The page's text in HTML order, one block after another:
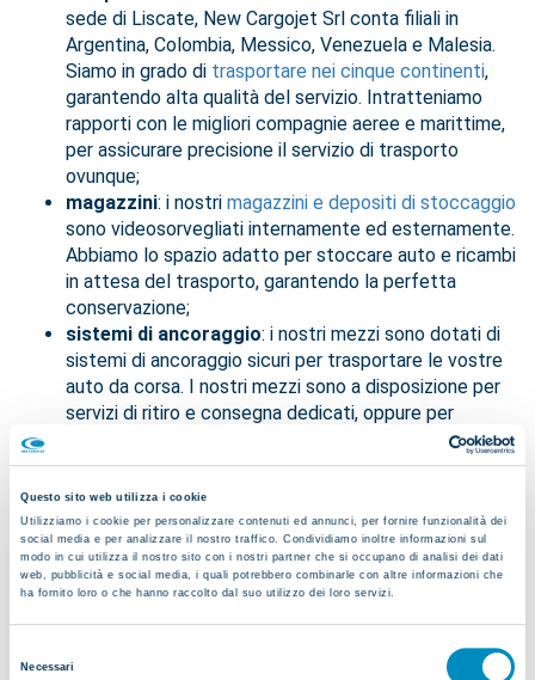
Questo sito web utilizza i cookie
Utilizziamo i cookie per personalizzare contenuti ed annunci, per fornire funzionalità dei
social media e per analizzare il nostro traffico. Condividiamo inoltre informazioni sul
modo in cui utilizza il nostro sito con i nostri partner che si occupano di analisi dei dati
web, pubblicità e social media, i quali potrebbero combinarle con altre informazioni che
ha fornito loro o che hanno raccolto dal suo utilizzo dei loro servizi.
Necessari
sede di Liscate, New Cargojet Srl conta filiali in
Argentina, Colombia, Messico, Venezuela e Malesia.
Siamo in grado di trasportare nei cinque continenti,
garantendo alta qualità del servizio. Intratteniamo
rapporti con le migliori compagnie aeree e marittime,
per assicurare precisione il servizio di trasporto
ovunque;
magazzini: i nostri magazzini e depositi di stoccaggio
sono videosorvegliati internamente ed esternamente.
Abbiamo lo spazio adatto per stoccare auto e ricambi
in attesa del trasporto, garantendo la perfetta
conservazione;
sistemi di ancoraggio: i nostri mezzi sono dotati di
sistemi di ancoraggio sicuri per trasportare le vostre
auto da corsa. I nostri mezzi sono a disposizione per
servizi di ritiro e consegna dedicati, oppure per
personale qualificato: il nostro team è formato da
esperti, appositamente formati per maneggiare con
le cure necessarie i mezzi durante le operazioni di
carico e scarico;
assistenza doganale: i nostri uffici, con uno staff
dedicato ed aggiornato sulle norme nazionali ed
internazionali, può occuparsi del disbrigo delle